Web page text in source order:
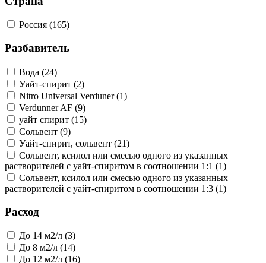
Россия (165)
Разбавитель
Вода (24)
Уайт-спирит (2)
Nitro Universal Verduner (1)
Verdunner AF (9)
уайт спирит (15)
Сольвент (9)
Уайт-спирит, сольвент (21)
Сольвент, ксилол или смесью одного из указанных
растворителей с уайт-спиритом в соотношении 1:1 (1)
Сольвент, ксилол или смесью одного из указанных
растворителей с уайт-спиритом в соотношении 1:3 (1)
Расход
До 14 м2/л (3)
До 8 м2/л (14)
До 12 м2/л (16)